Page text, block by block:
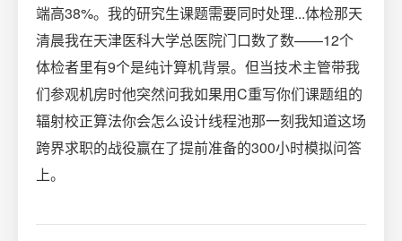
端高38%。我的研究生课题需要同时处理...体检那天
清晨我在天津医科大学总医院门口数了数——12个
体检者里有9个是纯计算机背景。但当技术主管带我
们参观机房时他突然问我如果用C重写你们课题组的
辐射校正算法你会怎么设计线程池那一刻我知道这场
跨界求职的战役赢在了提前准备的300小时模拟问答
上。